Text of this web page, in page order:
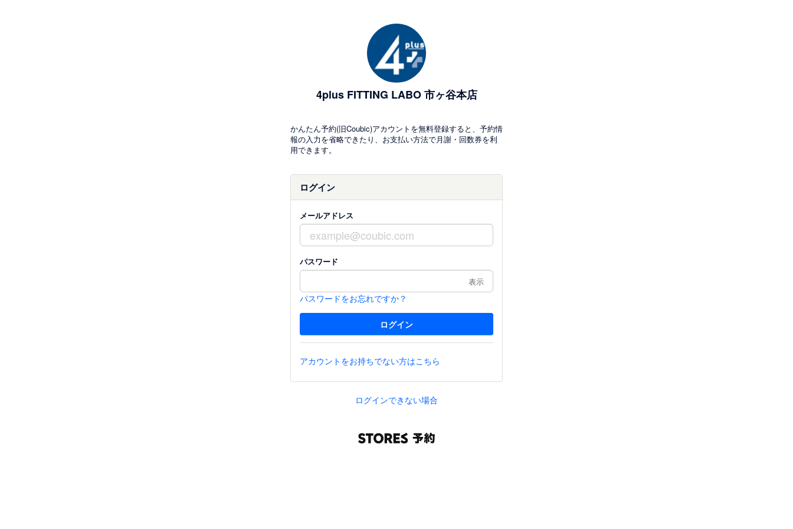
4plus FITTING LABO 市ヶ谷本店
かんたん予約(旧Coubic)アカウントを無料登録すると、予約情
報の入力を省略できたり、お支払い方法で月謝・回数券を利
用できます。
ログイン
メールアドレス
パスワード
表示
パスワードをお忘れですか？
アカウントをお持ちでない方はこちら
ログインできない場合